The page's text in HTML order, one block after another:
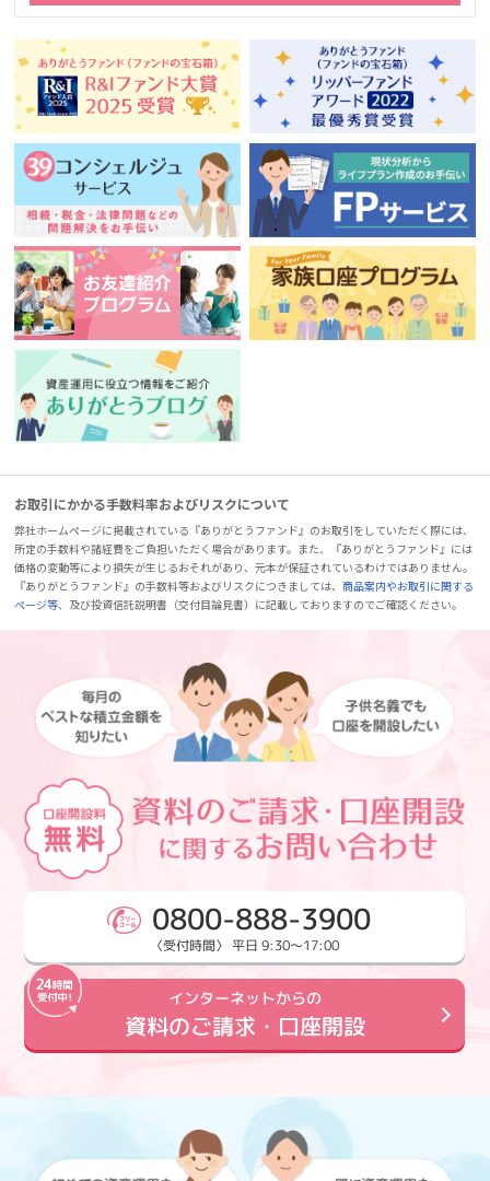
お取引にかかる手数料率およびリスクについて
弊社ホームページに掲載されている『ありがとうファンド』のお取引をしていただく際には、
所定の手数料や諸経費をご負担いただく場合があります。また、『ありがとうファンド』には
価格の変動等により損失が生じるおそれがあり、元本が保証されているわけではありません。
『ありがとうファンド』の手数料等およびリスクにつきましては、商品案内やお取引に関する
ページ等、及び投資信託説明書（交付目論見書）に記載しておりますのでご確認ください。
0800-888-3900
〈受付時間〉 平日 9:30～17:00
インターネットからの
資料のご請求・口座開設